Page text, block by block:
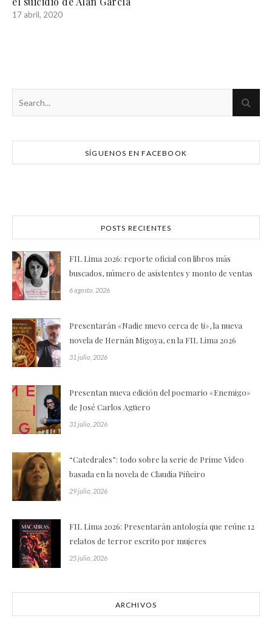
17 abril, 2020
SÍGUENOS EN FACEBOOK
POSTS RECIENTES
FIL Lima 2026: reporte oficial con libros más
buscados, número de asistentes y monto de ventas
6 agosto, 2026
Presentarán «Nadie nuevo cerca de ti», la nueva
novela de Hernán Migoya, en la FIL Lima 2026
31 julio, 2026
Presentan nueva edición del poemario «Enemigo»
de José Carlos Agüero
31 julio, 2026
“Catedrales”: todo sobre la serie de Prime Video
basada en la novela de Claudia Piñeiro
29 julio, 2026
FIL Lima 2026: Presentarán antología que reúne 12
relatos de terror escrito por mujeres
25 julio, 2026
ARCHIVOS